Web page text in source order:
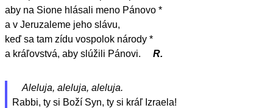
aby na Sione hlásali meno Pánovo *
a v Jeruzaleme jeho slávu,
keď sa tam zídu vospolok národy *
a kráľovstvá, aby slúžili Pánovi.
R.
Aleluja, aleluja, aleluja.
Rabbi, ty si Boží Syn, ty si kráľ Izraela!